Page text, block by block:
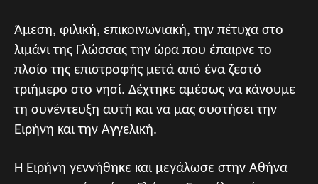
Άμεση, φιλική, επικοινωνιακή, την πέτυχα στο
λιμάνι της Γλώσσας την ώρα που έπαιρνε το
πλοίο της επιστροφής μετά από ένα ζεστό
τριήμερο στο νησί. Δέχτηκε αμέσως να κάνουμε
τη συνέντευξη αυτή και να μας συστήσει την
Ειρήνη και την Αγγελική.
Η Ειρήνη γεννήθηκε και μεγάλωσε στην Αθήνα